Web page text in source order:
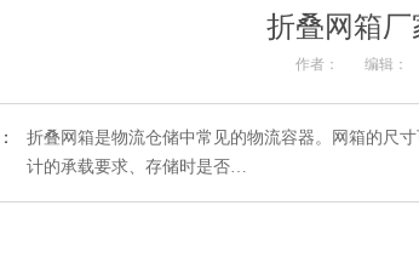
折叠网箱
作者： 编辑：
折叠网箱是物流仓储中常见的物流容器。网箱的尺寸
计的承载要求、存储时是否…